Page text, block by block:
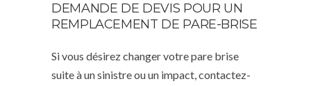
DEMANDE DE DEVIS POUR UN
REMPLACEMENT DE PARE-BRISE
Si vous désirez changer votre pare brise
suite à un sinistre ou un impact, contactez-